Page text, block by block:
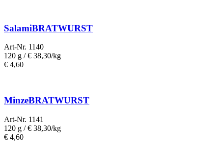
SalamiBRATWURST
Art-Nr. 1140
120 g /€ 38,30/kg
€ 4,60
MinzeBRATWURST
Art-Nr. 1141
120 g /€ 38,30/kg
€ 4,60